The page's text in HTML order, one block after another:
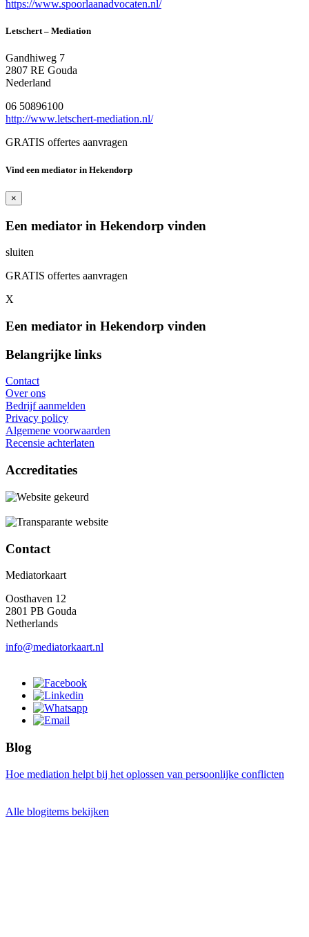
https://www.spoorlaanadvocaten.nl/
Letschert – Mediation
Gandhiweg 7
2807 RE Gouda
Nederland
06 50896100
http://www.letschert-mediation.nl/
GRATIS offertes aanvragen
Vind een mediator in Hekendorp
×
Een mediator in Hekendorp vinden
sluiten
GRATIS offertes aanvragen
X
Een mediator in Hekendorp vinden
Belangrijke links
Contact
Over ons
Bedrijf aanmelden
Privacy policy
Algemene voorwaarden
Recensie achterlaten
Accreditaties
Contact
Mediatorkaart
Oosthaven 12
2801 PB Gouda
Netherlands
info@mediatorkaart.nl
Blog
Hoe mediation helpt bij het oplossen van persoonlijke conflicten
Alle blogitems bekijken